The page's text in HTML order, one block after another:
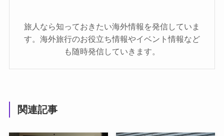
旅人なら知っておきたい海外情報を発信していま
す。海外旅行のお役立ち情報やイベント情報など
も随時発信していきます。
関連記事